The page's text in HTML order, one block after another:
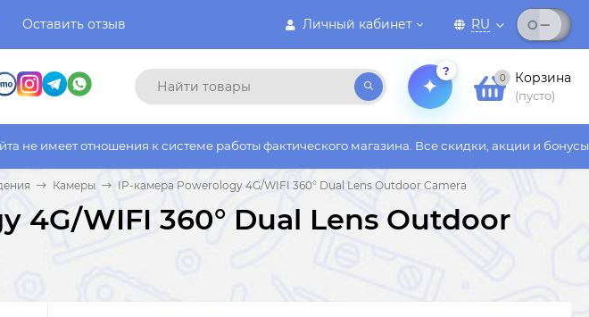
Личный кабинет RU
Оставить отзыв
?
0 Корзина
(пусто)
к системе работы фактического магазина. Все скидки, акции и бонусы действуют
Камеры IP-камера Powerology 4G/WIFI 360° Dual Lens Outdoor Camera
4G/WIFI 360° Dual Lens Outdoor